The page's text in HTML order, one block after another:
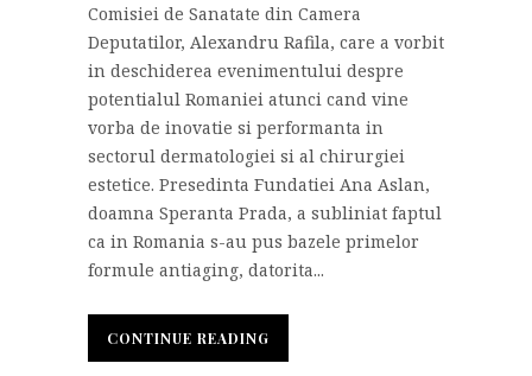
Comisiei de Sanatate din Camera
Deputatilor, Alexandru Rafila, care a vorbit
in deschiderea evenimentului despre
potentialul Romaniei atunci cand vine
vorba de inovatie si performanta in
sectorul dermatologiei si al chirurgiei
estetice. Presedinta Fundatiei Ana Aslan,
doamna Speranta Prada, a subliniat faptul
ca in Romania s-au pus bazele primelor
formule antiaging, datorita...
CONTINUE READING